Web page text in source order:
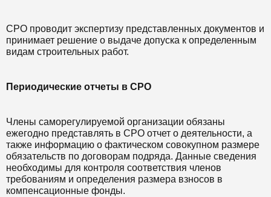
СРО проводит экспертизу представленных документов и
принимает решение о выдаче допуска к определенным
видам строительных работ.
Периодические отчеты в СРО
Члены саморегулируемой организации обязаны
ежегодно представлять в СРО отчет о деятельности, а
также информацию о фактическом совокупном размере
обязательств по договорам подряда. Данные сведения
необходимы для контроля соответствия членов
требованиям и определения размера взносов в
компенсационные фонды.